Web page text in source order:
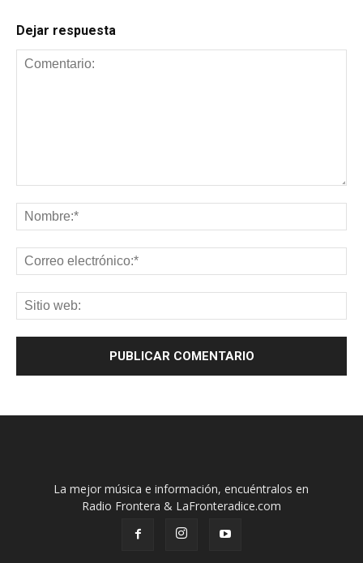
Dejar respuesta
La mejor música e información, encuéntralos en
Radio Frontera & LaFronteradice.com